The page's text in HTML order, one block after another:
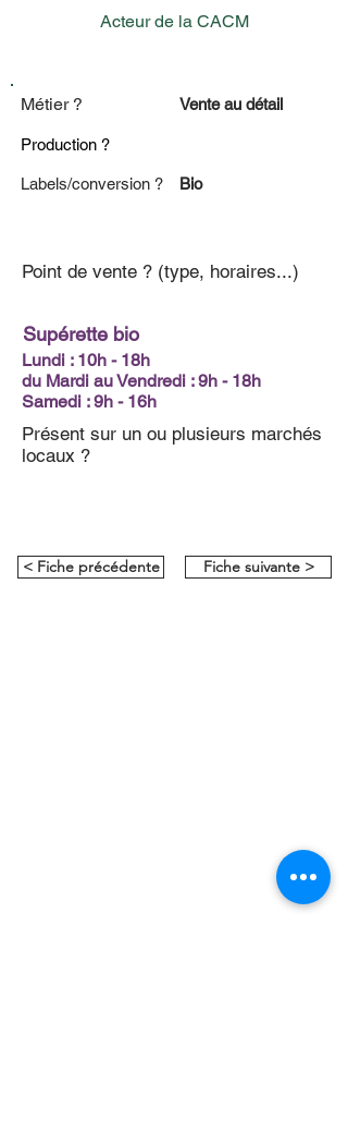
Acteur de la CACM
Métier ? Vente au détail
Production ?
Labels/conversion ? Bio
Point de vente ? (type, horaires...)
Supérette bio
Lundi : 10h - 18h
du Mardi au Vendredi : 9h - 18h
Samedi : 9h - 16h
Présent sur un ou plusieurs marchés
locaux ?
< Fiche précédente Fiche suivante >